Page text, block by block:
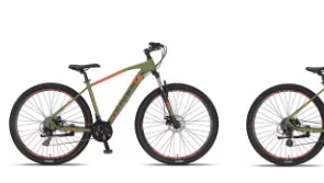
spatborden groen Geschikt
voor buitenactiviteiten in
de lente
voor